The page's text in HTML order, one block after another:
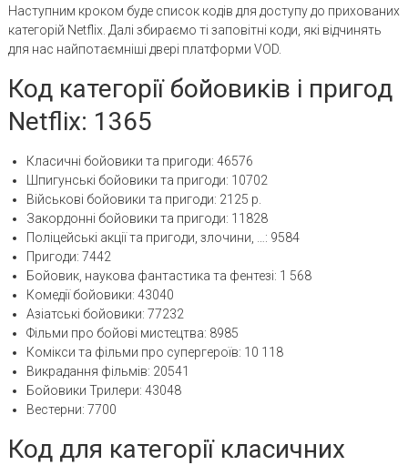
Наступним кроком буде список кодів для доступу до прихованих
категорій Netflix. Далі збираємо ті заповітні коди, які відчинять
для нас найпотаємніші двері платформи VOD.
Код категорії бойовиків і пригод
Netflix: 1365
Класичні бойовики та пригоди: 46576
Шпигунські бойовики та пригоди: 10702
Військові бойовики та пригоди: 2125 р.
Закордонні бойовики та пригоди: 11828
Поліцейські акції та пригоди, злочини, …: 9584
Пригоди: 7442
Бойовик, наукова фантастика та фентезі: 1 568
Комедії бойовики: 43040
Азіатські бойовики: 77232
Фільми про бойові мистецтва: 8985
Комікси та фільми про супергероїв: 10 118
Викрадання фільмів: 20541
Бойовики Трилери: 43048
Вестерни: 7700
Код для категорії класичних